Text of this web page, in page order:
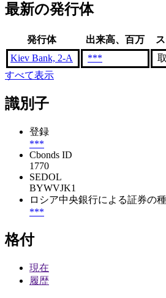
最新の発行体
発行体 出来高、百万
Kiev Bank, 2-A
***
すべて表示
識別子
登録
***
Cbonds ID
1770
SEDOL
BYWVJK1
ロシア中央銀行による証券の
***
格付
現在
履歴